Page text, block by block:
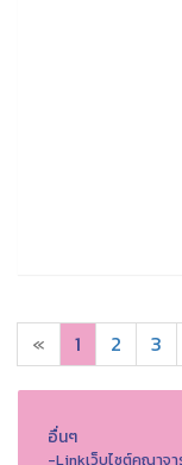
« 1 2 3
อื่นๆ
-Linkเว็บไซต์คณาจ